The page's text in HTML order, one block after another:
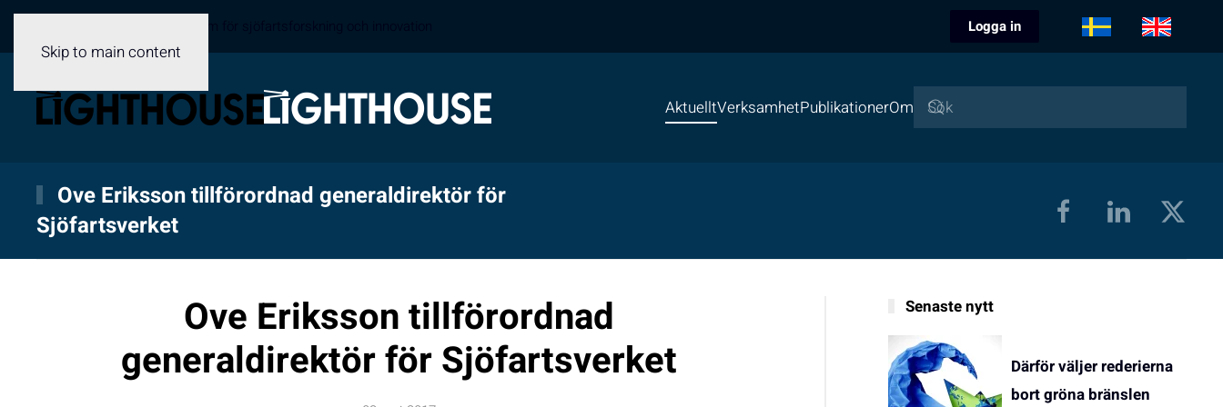
Skip to main content
Logga in
AktuelltVerksamhetPublikationerOm
Ove Eriksson tillförordnad generaldirektör för
Sjöfartsverket
Ove Eriksson tillförordnad
generaldirektör för Sjöfartsverket
Senaste nytt
Därför väljer rederierna
bort gröna bränslen